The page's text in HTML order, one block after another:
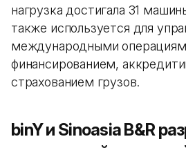
нагрузка достигала 31
также используется для
международными
финансированием,
страхованием грузов.
binY и Sinoasia B&R